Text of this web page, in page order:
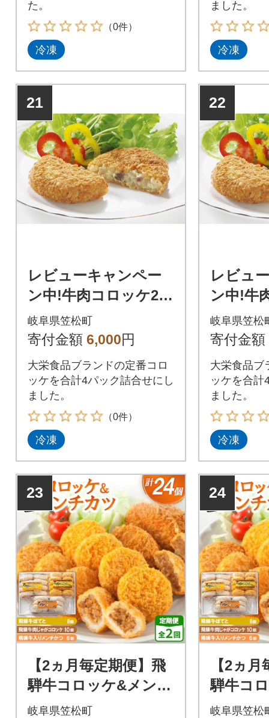
た。
（0件）
冷凍
ました。
冷凍
21
レビューキャンペー
ン中!牛肉コロッケ2パ
ック、コーンコロッ
ケ2パック詰合せセッ
岐阜県笠松町
寄付金額 6,000円
大栄食品ブランドの定番コロ
ッケを合計4パック詰合せにし
ました。
（0件）
冷凍
22
レビュ
ン中!牛
ック、
ケ2パッ
岐阜県笠松
寄付金額
大栄食品ブ
ッケを合計
ました。
冷凍
23
【2ヵ月毎定期便】飛
騨牛コロッケ&メンチ
かつ 24個 全2回
岐阜県笠松町
24
【2ヵ
騨牛コ
かつ
岐阜県笠松